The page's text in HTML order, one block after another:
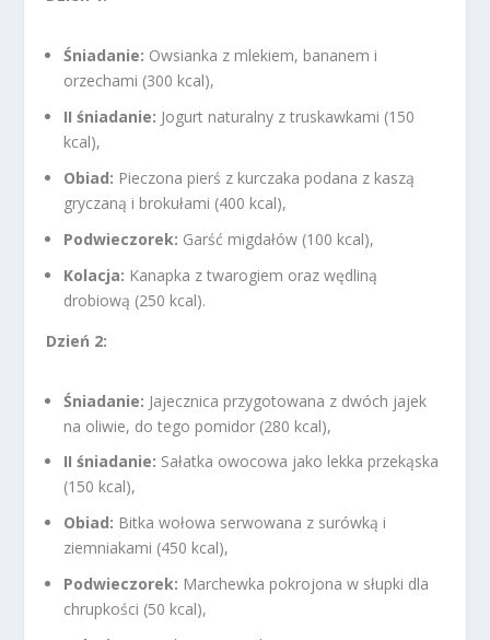
Śniadanie: Owsianka z mlekiem, bananem i
orzechami (300 kcal),
II śniadanie: Jogurt naturalny z truskawkami (150
kcal),
Obiad: Pieczona pierś z kurczaka podana z kaszą
gryczaną i brokułami (400 kcal),
Podwieczorek: Garść migdałów (100 kcal),
Kolacja: Kanapka z twarogiem oraz wędliną
drobiową (250 kcal).
Dzień 2:
Śniadanie: Jajecznica przygotowana z dwóch jajek
na oliwie, do tego pomidor (280 kcal),
II śniadanie: Sałatka owocowa jako lekka przekąska
(150 kcal),
Obiad: Bitka wołowa serwowana z surówką i
ziemniakami (450 kcal),
Podwieczorek: Marchewka pokrojona w słupki dla
chrupkości (50 kcal),